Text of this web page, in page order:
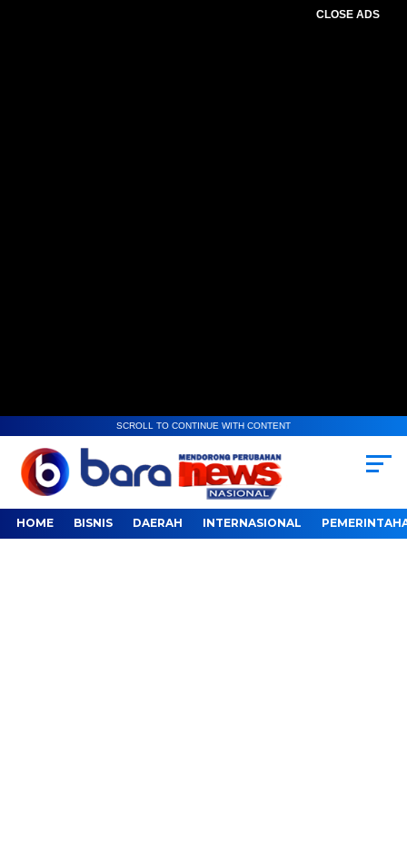
CLOSE ADS
SCROLL TO CONTINUE WITH CONTENT
HOME BISNIS DAERAH INTERNASIONAL